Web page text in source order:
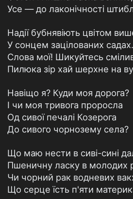
Усе — до лаконічності
Надії бубнявіють цвітом
У сонцем зацілованих садах.
Слова мої! Шикуйтесь
Пилюка зір хай шерхне на
Навіщо я? Куди моя дорога?
І чи моя тривога проросла
Од сивої печалі Козерога
До сивого чорнозему села?
Що маю нести в сиві-сині
Пшеничну ласку в молодих
Чи чорний рак водневих
Що серце їсть п'яти